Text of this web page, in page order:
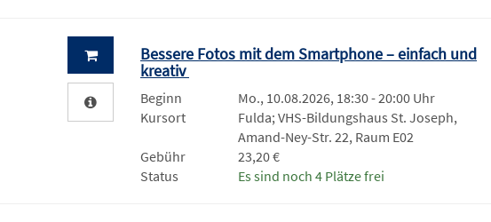
Bessere Fotos mit dem Smartphone – einfach und
kreativ
Beginn
Mo., 10.08.2026, 18:30 - 20:00 Uhr
Kursort
Fulda; VHS-Bildungshaus St. Joseph,
Amand-Ney-Str. 22, Raum E02
Gebühr
23,20 €
Status
Es sind noch 4 Plätze frei